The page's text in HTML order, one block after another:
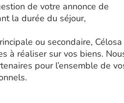
de votre annonce de
la durée du séjour,
ou secondaire, Célosa
à réaliser sur vos biens.
pour l’ensemble de